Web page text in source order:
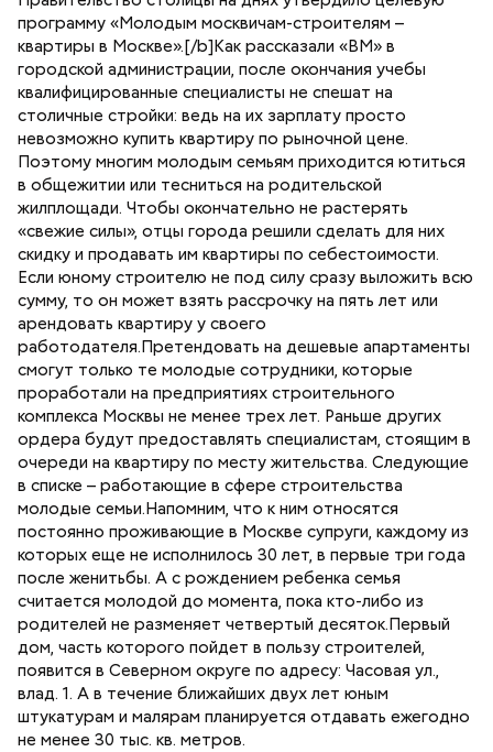
программу «Молодым москвичам-строителям –
квартиры в Москве».[/b]Как рассказали «ВМ» в
городской администрации, после окончания учебы
квалифицированные специалисты не спешат на
столичные стройки: ведь на их зарплату просто
невозможно купить квартиру по рыночной цене.
Поэтому многим молодым семьям приходится ютиться
в общежитии или тесниться на родительской
жилплощади. Чтобы окончательно не растерять
«свежие силы», отцы города решили сделать для них
скидку и продавать им квартиры по себестоимости.
Если юному строителю не под силу сразу выложить всю
сумму, то он может взять рассрочку на пять лет или
арендовать квартиру у своего
работодателя.Претендовать на дешевые апартаменты
смогут только те молодые сотрудники, которые
проработали на предприятиях строительного
комплекса Москвы не менее трех лет. Раньше других
ордера будут предоставлять специалистам, стоящим в
очереди на квартиру по месту жительства. Следующие
в списке – работающие в сфере строительства
молодые семьи.Напомним, что к ним относятся
постоянно проживающие в Москве супруги, каждому из
которых еще не исполнилось 30 лет, в первые три года
после женитьбы. А с рождением ребенка семья
считается молодой до момента, пока кто-либо из
родителей не разменяет четвертый десяток.Первый
дом, часть которого пойдет в пользу строителей,
появится в Северном округе по адресу: Часовая ул.,
влад. 1. А в течение ближайших двух лет юным
штукатурам и малярам планируется отдавать ежегодно
не менее 30 тыс. кв. метров.